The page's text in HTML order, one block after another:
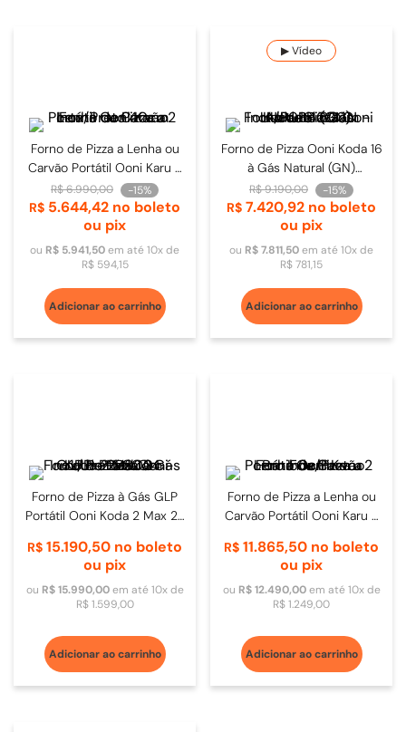
Forno de Pizza a Lenha ou
Carvão Portátil Ooni Karu 2
Inox/Preto 40cm
R$6.990,00 -15%
R$ 5.644,42 no boleto
ou pix
ou R$ 5.941,50em até10x de
R$ 594,15
Adicionar ao carrinho
▶ Vídeo
Forno de Pizza Ooni Koda 16
à Gás Natural (GN)
Inox/Preto 60cm -
UUP0B400GN
R$9.190,00 -15%
R$ 7.420,92 no boleto
ou pix
ou R$7.811,50em até10x de
R$781,15
Adicionar ao carrinho
Forno de Pizza à Gás GLP
Portátil Ooni Koda 2 Max 24
P2B800
R$ 15.190,50 no boleto
ou pix
ou R$ 15.990,00em até10x de
R$ 1.599,00
Adicionar ao carrinho
Forno de Pizza a Lenha ou
Carvão Portátil Ooni Karu 2
R$ 11.865,50 no boleto
ou pix
ou R$ 12.490,00em até10x de
R$1.249,00
Adicionar ao carrinho